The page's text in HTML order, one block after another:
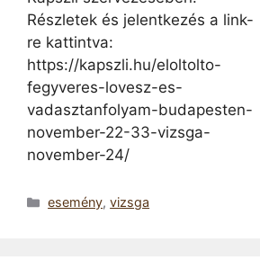
Részletek és jelentkezés a link-
re kattintva:
https://kapszli.hu/eloltolto-
fegyveres-lovesz-es-
vadasztanfolyam-budapesten-
november-22-33-vizsga-
november-24/
Kategória
esemény,vizsga